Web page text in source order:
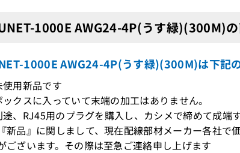
1000E AWG24-4P(うす緑)(300M)
1000E AWG24-4P(うす緑)(300M)は下記
用新品です
クスに入っていて末端の加工はありません。
、RJ45用のプラグを購入し、カシメで締めて成端
品』に関しまして、現在配線部材メーカー各社で
ございます。その際は至急ご連絡申し上げます